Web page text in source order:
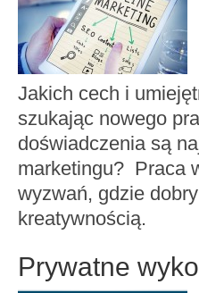
Jakich cech i
szukając nowego
doświadczenia są
marketingu? Praca
wyzwań, gdzie
kreatywnością.
Prywatne